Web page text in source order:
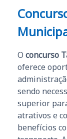
O concurso
oferece
sendo
superior
atrativos e
benefícios